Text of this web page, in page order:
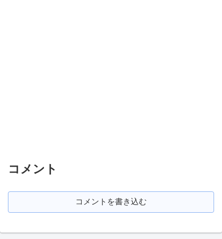
コメント
コメントを書き込む